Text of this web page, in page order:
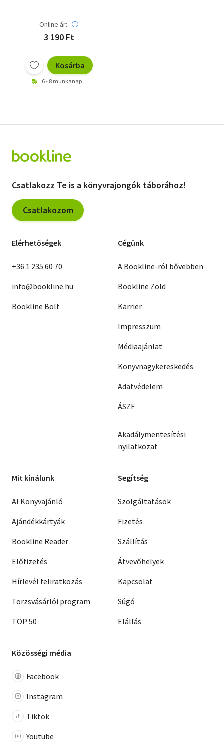
Online ár:
3 190 Ft
Kosárba
6 - 8 munkanap
Csatlakozz Te is a könyvrajongók táborához!
Csatlakozom
Elérhetőségek
+36 1 235 60 70
info@bookline.hu
Bookline Bolt
Cégünk
A Bookline-ról bővebben
Bookline Zöld
Karrier
Impresszum
Médiaajánlat
Könyvnagykereskedés
Adatvédelem
ÁSZF
Akadálymentesítési
nyilatkozat
Mit kínálunk
AI Könyvajánló
Ajándékkártyák
Bookline Reader
Előfizetés
Hírlevél feliratkozás
Törzsvásárlói program
TOP 50
Segítség
Szolgáltatások
Fizetés
Szállítás
Átvevőhelyek
Kapcsolat
Súgó
Elállás
Közösségi média
Facebook
Instagram
Tiktok
Youtube